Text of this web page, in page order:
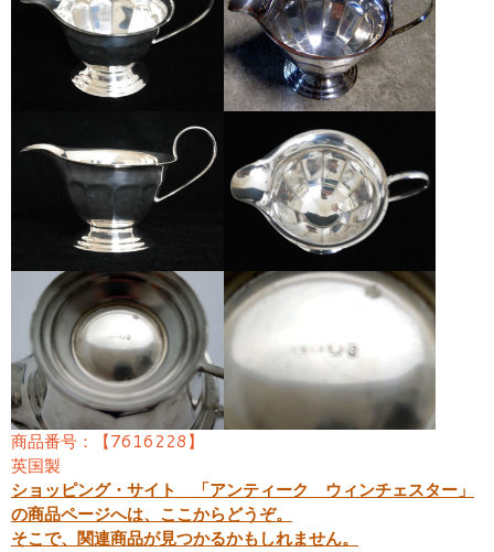
商品番号：【7616228】
英国製
ショッピング・サイト 「アンティーク ウィンチェスター」
の商品ページへは、ここからどうぞ。
そこで、関連商品が見つかるかもしれません。